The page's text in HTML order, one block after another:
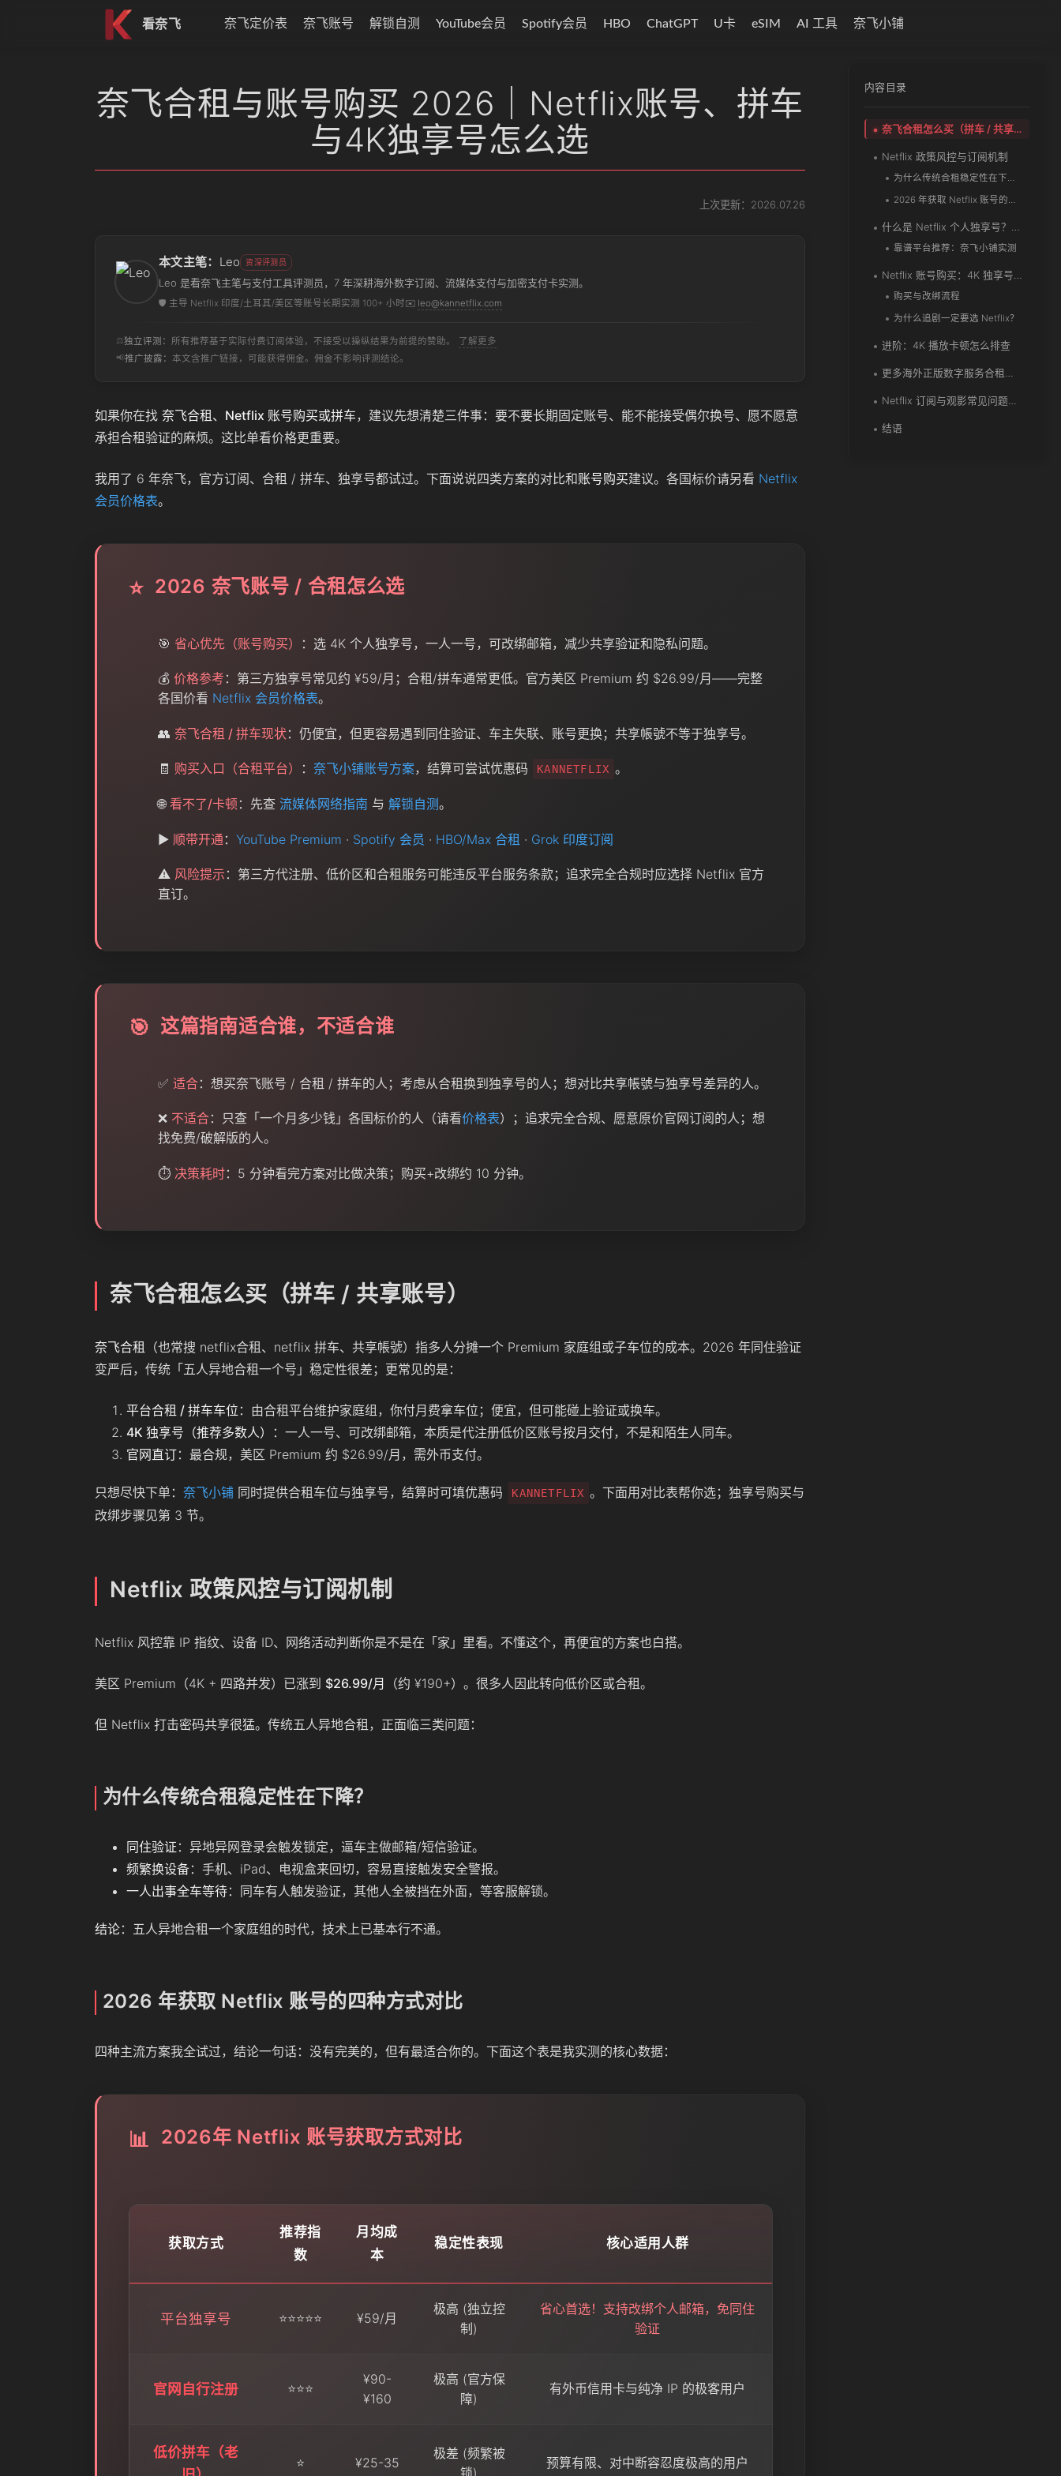
看奈飞 奈飞定价表 奈飞账号 解锁自测 YouTube会员 Spotify会员 HBO ChatGPT U卡 eSIM AI 工具 奈飞小铺
奈飞合租与账号购买 2026｜Netflix账号、拼车
与4K独享号怎么选
上次更新：2026.07.26
本文主笔： Leo 资深评测员
Leo 是看奈飞主笔与支付工具评测员，7 年深耕海外数字订阅、流媒体支付与加密支付卡实测。
🛡️ 主导 Netflix 印度/土耳其/美区等账号长期实测 100+ 小时✉️ leo@kannetflix.com
⚖️独立评测： 所有推荐基于实际付费订阅体验，不接受以操纵结果为前提的赞助。
了解更多
📢推广披露： 本文含推广链接，可能获得佣金。佣金不影响评测结论。
如果你在找 奈飞合租、Netflix 账号购买或拼车，建议先想清楚三件事：要不要长期固定账号、能不能接受偶尔换号、愿不愿意
承担合租验证的麻烦。这比单看价格更重要。
我用了 6 年奈飞，官方订阅、合租 / 拼车、独享号都试过。下面说说四类方案的对比和账号购买建议。各国标价请另看 Netflix
会员价格表。
⭐ 2026 奈飞账号 / 合租怎么选
🎯 省心优先（账号购买） ：选 4K 个人独享号，一人一号，可改绑邮箱，减少共享验证和隐私问题。
💰 价格参考 ：第三方独享号常见约 ¥59/月；合租/拼车通常更低。官方美区 Premium 约 $26.99/月——完整
各国价看 Netflix 会员价格表。
👥 奈飞合租 / 拼车现状：仍便宜，但更容易遇到同住验证、车主失联、账号更换；共享帳號不等于独享号。
🧾 购买入口（合租平台） ： 奈飞小铺账号方案，结算可尝试优惠码 KANNETFLIX 。
🌐 看不了/卡顿：先查 流媒体网络指南 与 解锁自测。
▶️ 顺带开通 ： YouTube Premium · Spotify 会员 · HBO/Max 合租 · Grok 印度订阅
⚠️ 风险提示 ：第三方代注册、低价区和合租服务可能违反平台服务条款；追求完全合规时应选择 Netflix 官方
直订。
🎯 这篇指南适合谁，不适合谁
✅ 适合：想买奈飞账号 / 合租 / 拼车的人；考虑从合租换到独享号的人；想对比共享帳號与独享号差异的人。
❌ 不适合：只查「一个月多少钱」各国标价的人（请看价格表）；追求完全合规、愿意原价官网订阅的人；想
找免费/破解版的人。
⏱️ 决策耗时：5 分钟看完方案对比做决策；购买+改绑约 10 分钟。
奈飞合租怎么买（拼车 / 共享账号）
奈飞合租 （也常搜 netflix合租、netflix 拼车、共享帳號）指多人分摊一个 Premium 家庭组或子车位的成本。2026 年同住验证
变严后，传统「五人异地合租一个号」稳定性很差；更常见的是：
平台合租 / 拼车车位 ：由合租平台维护家庭组，你付月费拿车位；便宜，但可能碰上验证或换车。
4K 独享号（推荐多数人）
：一人一号、可改绑邮箱，本质是代注册低价区账号按月交付，不是和陌生人同车。
官网直订：最合规，美区 Premium 约 $26.99/月，需外币支付。
只想尽快下单： 奈飞小铺 同时提供合租车位与独享号，结算时可填优惠码 KANNETFLIX 。下面用对比表帮你选；独享号购买与
改绑步骤见第 3 节。
Netflix 政策风控与订阅机制
Netflix 风控靠 IP 指纹、设备 ID、网络活动判断你是不是在「家」里看。不懂这个，再便宜的方案也白搭。
美区 Premium（4K + 四路并发）已涨到 $26.99/月 （约 ¥190+）。很多人因此转向低价区或合租。
但 Netflix 打击密码共享很猛。传统五人异地合租，正面临三类问题：
为什么传统合租稳定性在下降？
同住验证 ：异地异网登录会触发锁定，逼车主做邮箱/短信验证。
频繁换设备：手机、iPad、电视盒来回切，容易直接触发安全警报。
一人出事全车等待：同车有人触发验证，其他人全被挡在外面，等客服解锁。
结论：五人异地合租一个家庭组的时代，技术上已基本行不通。
2026 年获取 Netflix 账号的四种方式对比
四种主流方案我全试过，结论一句话：没有完美的，但有最适合你的。下面这个表是我实测的核心数据：
📊 2026年 Netflix 账号获取方式对比
获取方式
推荐指
数
月均成
本
稳定性表现 核心适用人群
平台独享号 ⭐⭐⭐⭐⭐ ¥59/月
极高 (独立控
制)
省心首选！支持改绑个人邮箱，免同住
验证
官网自行注册 ⭐⭐⭐
¥90-
¥160
极高 (官方保
障)
有外币信用卡与纯净 IP 的极客用户
低价拼车（老
⭐ ¥25-35
极差 (频繁被
锁)
预算有限、对中断容忍度极高的用户
内容目录
奈飞合租怎么买（拼车 / 共享账号）
Netflix 政策风控与订阅机制
为什么传统合租稳定性在下降？
2026 年获取 Netflix 账号的四种方式对比
什么是 Netflix 个人独享号？为什么推荐它？
靠谱平台推荐：奈飞小铺实测
Netflix 账号购买：4K 独享号下单与改绑
购买与改绑流程
为什么追剧一定要选 Netflix？
进阶：4K 播放卡顿怎么排查
更多海外正版数字服务合租参考
Netflix 订阅与观影常见问题解答 (FAQ)
结语